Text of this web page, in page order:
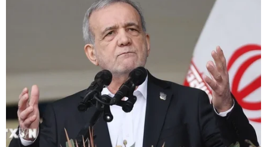
Triều Tiên cáo buộc Hàn Quốc phá hoại
nỗ lực hòa bình